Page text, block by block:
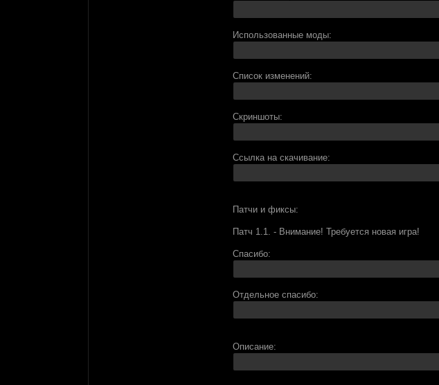
Использованные моды:
Список изменений:
Скриншоты:
Ссылка на скачивание:
Патчи и фиксы:
Патч 1.1. - Внимание! Требуется новая игра!
Спасибо:
Отдельное спасибо:
Описание: